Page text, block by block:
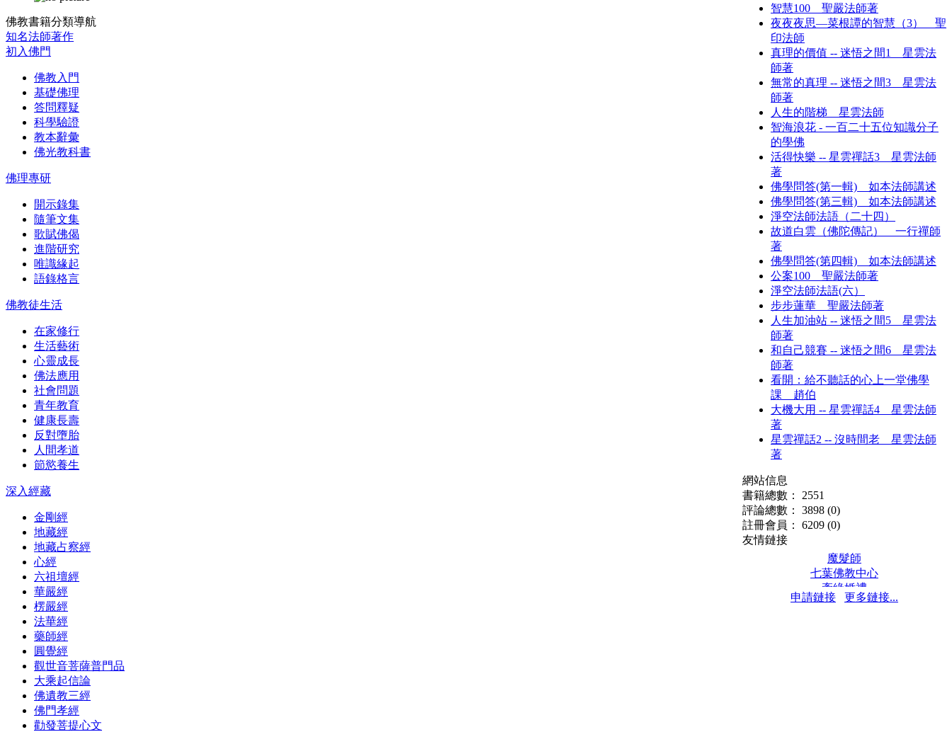
佛教書籍分類導航
知名法師著作
初入佛門
佛教入門
基礎佛理
答問釋疑
科學驗證
教本辭彙
佛光教科書
佛理專研
開示錄集
隨筆文集
歌賦佛偈
進階研究
唯識緣起
語錄格言
佛教徒生活
在家修行
生活藝術
心靈成長
佛法應用
社會問題
青年教育
健康長壽
反對墮胎
人間孝道
節慾養生
深入經藏
金剛經
地藏經
地藏占察經
心經
六祖壇經
華嚴經
楞嚴經
法華經
藥師經
圓覺經
觀世音菩薩普門品
大乘起信論
佛遺教三經
佛門孝經
勸發菩提心文
智慧100 聖嚴法師著
夜夜夜思—菜根譚的智慧（3） 聖
印法師
真理的價值 -- 迷悟之間1 星雲法
師著
無常的真理 -- 迷悟之間3 星雲法
師著
人生的階梯 星雲法師
智海浪花 - 一百二十五位知識分子
的學佛
活得快樂 -- 星雲禪話3 星雲法師
著
佛學問答(第一輯) 如本法師講述
佛學問答(第三輯) 如本法師講述
淨空法師法語（二十四）
故道白雲（佛陀傳記） 一行禪師
著
佛學問答(第四輯) 如本法師講述
公案100 聖嚴法師著
淨空法師法語(六）
步步蓮華 聖嚴法師著
人生加油站 -- 迷悟之間5 星雲法
師著
和自己競賽 -- 迷悟之間6 星雲法
師著
看開：給不聽話的心上一堂佛學
課 趙伯
大機大用 -- 星雲禪話4 星雲法師
著
星雲禪話2 -- 沒時間老 星雲法師
著
網站信息
書籍總數： 2551
評論總數： 3898 (0)
註冊會員： 6209 (0)
友情鏈接
魔髮師
七葉佛教中心
牽緣婚禮
保髮堂
申請鏈接 更多鏈接...